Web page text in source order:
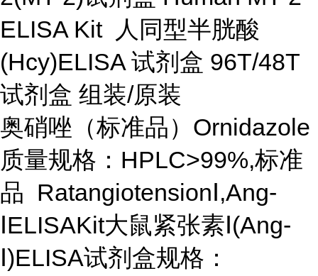
ELISA Kit 人同型半胱酸
(Hcy)ELISA 试剂盒 96T/48T
试剂盒 组装/原装
奥硝唑（标准品）Ornidazole
质量规格：HPLC>99%,标准
品 RatangiotensionⅠ,Ang-
ⅠELISAKit大鼠紧张素Ⅰ(Ang-
Ⅰ)ELISA试剂盒规格：